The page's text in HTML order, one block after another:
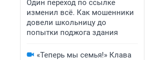
Один переход по ссылке
изменил всё. Как мошенники
довели школьницу до
попытки поджога здания
«Теперь мы семья!» Клава